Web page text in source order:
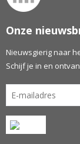
Onze
Nieuwsgierig naar
Schijf je in en